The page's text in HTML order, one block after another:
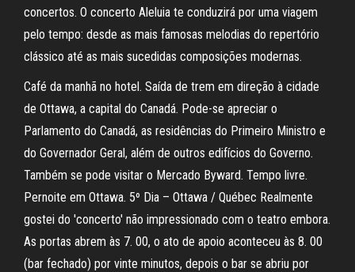
concertos. O concerto Aleluia te conduzirá por uma viagem
pelo tempo: desde as mais famosas melodias do repertório
clássico até as mais sucedidas composições modernas.
Café da manhã no hotel. Saída de trem em direção à cidade
de Ottawa, a capital do Canadá. Pode-se apreciar o
Parlamento do Canadá, as residências do Primeiro Ministro e
do Governador Geral, além de outros edifícios do Governo.
Também se pode visitar o Mercado Byward. Tempo livre.
Pernoite em Ottawa. 5º Dia – Ottawa / Québec Realmente
gostei do 'concerto' não impressionado com o teatro embora.
As portas abrem às 7. 00, o ato de apoio aconteceu às 8. 00
(bar fechado) por vinte minutos, depois o bar se abriu por